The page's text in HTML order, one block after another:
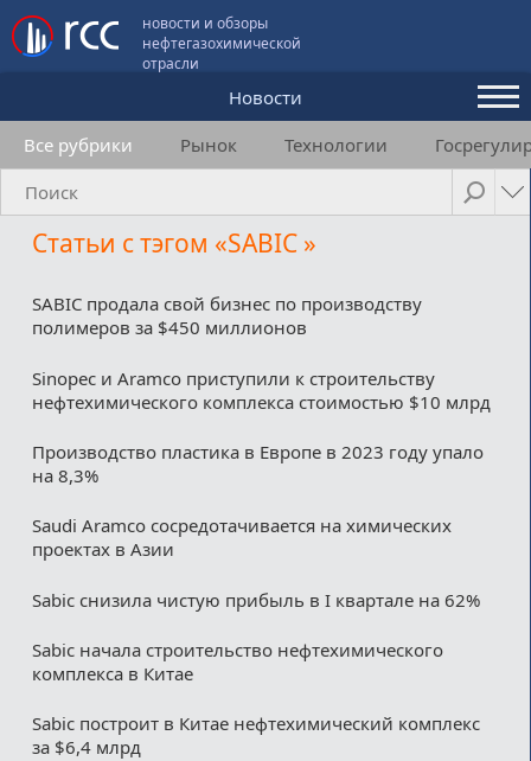
новости и обзоры
нефтегазохимической
отрасли
Новости
Аналитика и мнения
Видео
Пользовательское соглашение
Все рубрики Рынок Технологии
Статьи с тэгом «SABIC »
SABIC продала свой бизнес по производству
полимеров за $450 миллионов
Sinopec и Aramco приступили к строительству
нефтехимического комплекса стоимостью $10 млрд
Производство пластика в Европе в 2023 году упало
на 8,3%
Saudi Aramco сосредотачивается на химических
проектах в Азии
Sabic снизила чистую прибыль в I квартале на 62%
Sabic начала строительство нефтехимического
комплекса в Китае
Sabic построит в Китае нефтехимический комплекс
за $6,4 млрд